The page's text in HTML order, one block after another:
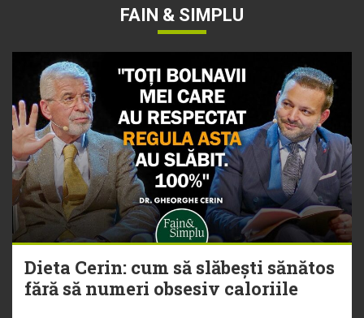
FAIN & SIMPLU
Dieta Cerin: cum să slăbești sănătos
fără să numeri obsesiv caloriile